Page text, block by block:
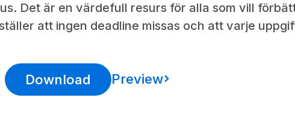
Det är en värdefull resurs för alla som vill
att ingen deadline missas och att varje
Download Preview